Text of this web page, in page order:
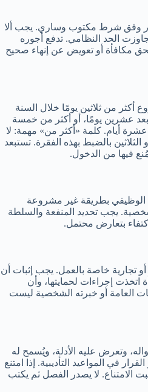
وفق شرط مكتوب وساري. يجب ألا
الحد النظامي. تدفع أجوره
مكافأة أو تعويض عن إنهاء صحيح
من ثلاثين يومًا خلال السنة
بعد عشرين يومًا، أو أكثر من خمسة
عشرة أيام. كلمة «أكثر من» مهمة: لا
بالضبط بهذه الفقرة. تستبعد
مُنع فيها من الدخول.
الوظيفي بطريقة غير مشروعة
يجب تحديد المنفعة والسلطة
بتعارض محتمل.
تجارية خاصة بالعمل. يجب إثبات أن
اتخذت إجراءات لحمايتها، وأن
العامة أو خبرته الشخصية ليست
وتعرض عليه الأدلة، ويُسمح له
في المواعيد التأديبية. إذا امتنع
الامتناع. لا يصدر الفصل ثم يكتب